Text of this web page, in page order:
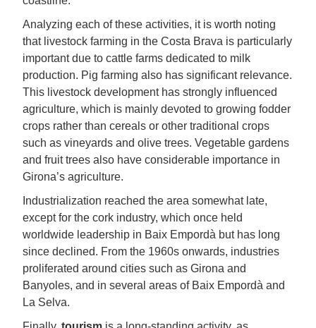
Analyzing each of these activities, it is worth noting
that livestock farming in the Costa Brava is particularly
important due to cattle farms dedicated to milk
production. Pig farming also has significant relevance.
This livestock development has strongly influenced
agriculture, which is mainly devoted to growing fodder
crops rather than cereals or other traditional crops
such as vineyards and olive trees. Vegetable gardens
and fruit trees also have considerable importance in
Girona’s agriculture.
Industrialization reached the area somewhat late,
except for the cork industry, which once held
worldwide leadership in Baix Empordà but has long
since declined. From the 1960s onwards, industries
proliferated around cities such as Girona and
Banyoles, and in several areas of Baix Empordà and
La Selva.